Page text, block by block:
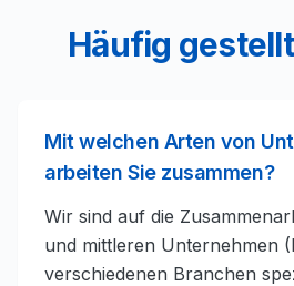
Häufig
Mit welchen Arten von
arbeiten Sie zusammen?
Wir sind auf die
und mittleren Unternehmen
verschiedenen Branchen